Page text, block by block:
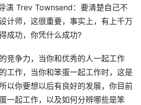
Trev Townsend：要清楚自己不
计师，这很重要，事实上，有上千万
成功，你凭什么成功?
争力，当你和优秀的人一起工作
工作，当你和笨蛋一起工作时，这是
以你要想以后有良好的发展，你目前
一起工作，以及如何分辨哪些是笨